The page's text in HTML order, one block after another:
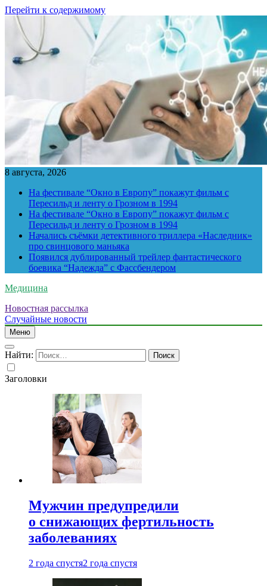
Перейти к содержимому
8 августа, 2026
На фестивале “Окно в Европу” покажут фильм с
Пересильд и ленту о Грозном в 1994
На фестивале “Окно в Европу” покажут фильм с
Пересильд и ленту о Грозном в 1994
Начались съёмки детективного триллера «Наследник»
про свинцового маньяка
Появился дублированный трейлер фантастического
боевика “Надежда” с Фассбендером
Медицина
Новостная рассылка
Случайные новости
Меню
Найти:
Заголовки
Мужчин предупредили
о снижающих фертильность
заболеваниях
2 года спустя2 года спустя